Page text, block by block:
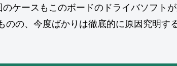
ケースもこのボードのドライバソフト
のの、今度ばかりは徹底的に原因究明す